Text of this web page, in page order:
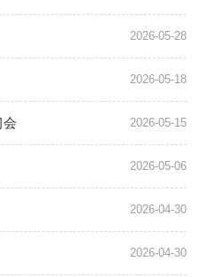
2026-05-28
2026-05-18
2026-05-15
会
2026-05-06
2026-04-30
2026-04-30